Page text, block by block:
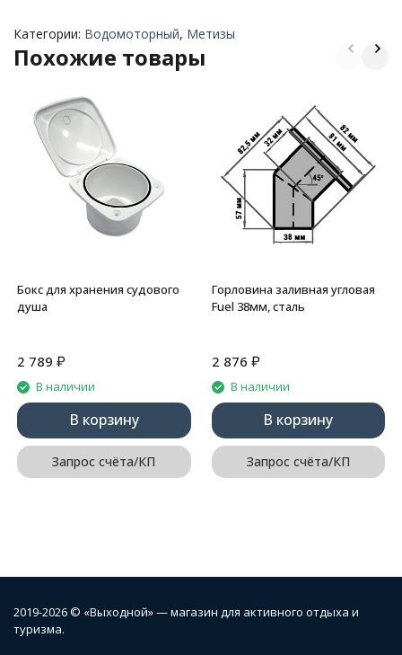
Категории: Водомоторный, Метизы
Похожие товары
Бокс для хранения судового
душа
2 789 ₽
В наличии
В корзину
Запрос счёта/КП
Горловина заливная угловая
Fuel 38мм, сталь
2 876 ₽
В наличии
В корзину
Запрос счёта/КП
2019-2026 © «Выходной» — магазин для активного отдыха и
туризма.